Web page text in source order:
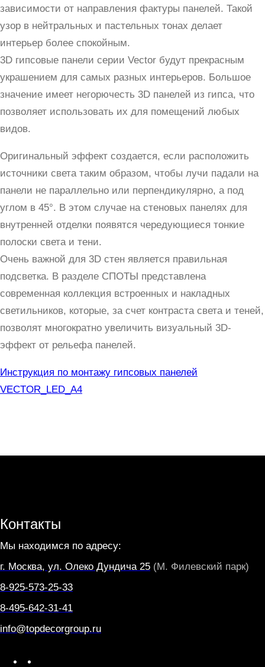
зависимости от направления фактуры панелей. Такой
узор в нейтральных и пастельных тонах делает
интерьер более спокойным.
3D гипсовые панели серии Vector будут прекрасным
украшением для самых разных интерьеров. Большое
значение имеет негорючесть 3D панелей из гипса, что
позволяет использовать их для помещений любых
видов.
Оригинальный эффект создается, если расположить
источники света таким образом, чтобы лучи падали на
панели не параллельно или перпендикулярно, а под
углом в 45°. В этом случае на стеновых панелях для
внутренней отделки появятся чередующиеся тонкие
полоски света и тени.
Очень важной для 3D стен является правильная
подсветка. В разделе СПОТЫ представлена
современная коллекция встроенных и накладных
светильников, которые, за счет контраста света и теней,
позволят многократно увеличить визуальный 3D-
эффект от рельефа панелей.
Инструкция по монтажу гипсовых панелей
VECTOR_LED_A4
Контакты
Мы находимся по адресу:
г. Москва, ул. Олеко Дундича 25 (М. Филевский парк)
8-925-573-25-33
8-495-642-31-41
info@topdecorgroup.ru